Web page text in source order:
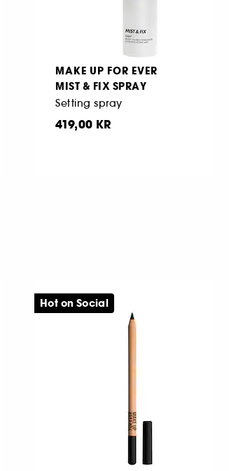
MAKE UP FOR EVER
MIST & FIX SPRAY
Setting spray
419,00 KR
Hot on Social